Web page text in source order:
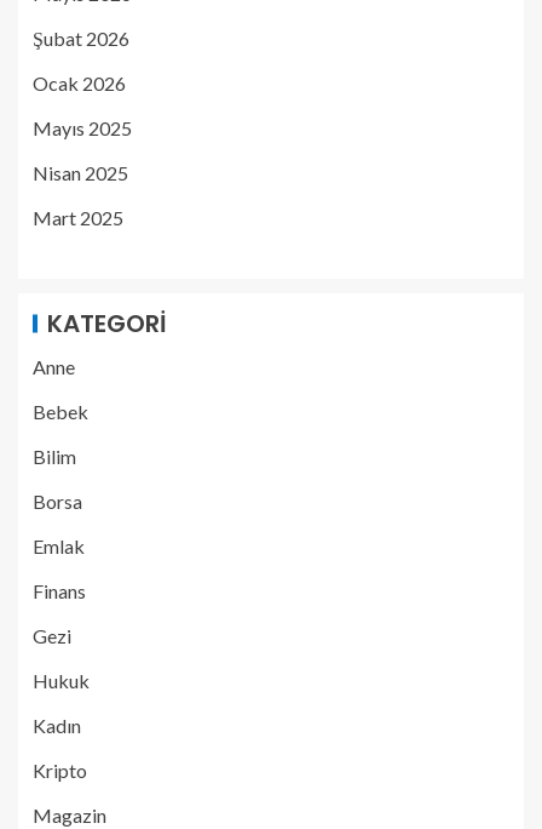
Şubat 2026
Ocak 2026
Mayıs 2025
Nisan 2025
Mart 2025
KATEGORI
Anne
Bebek
Bilim
Borsa
Emlak
Finans
Gezi
Hukuk
Kadın
Kripto
Magazin